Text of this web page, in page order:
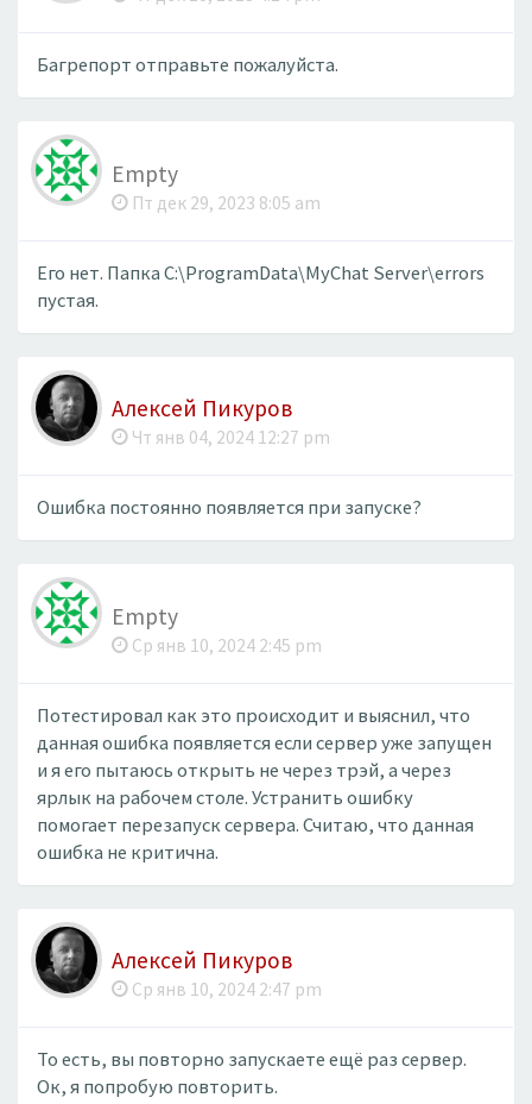
Багрепорт отправьте пожалуйста.
Empty
Пт дек 29, 2023 8:05 am
Его нет. Папка C:\ProgramData\MyChat Server\errors
пустая.
Алексей Пикуров
Чт янв 04, 2024 12:27 pm
Ошибка постоянно появляется при запуске?
Empty
Ср янв 10, 2024 2:45 pm
Потестировал как это происходит и выяснил, что
данная ошибка появляется если сервер уже запущен
и я его пытаюсь открыть не через трэй, а через
ярлык на рабочем столе. Устранить ошибку
помогает перезапуск сервера. Считаю, что данная
ошибка не критична.
Алексей Пикуров
Ср янв 10, 2024 2:47 pm
То есть, вы повторно запускаете ещё раз сервер.
Ок, я попробую повторить.